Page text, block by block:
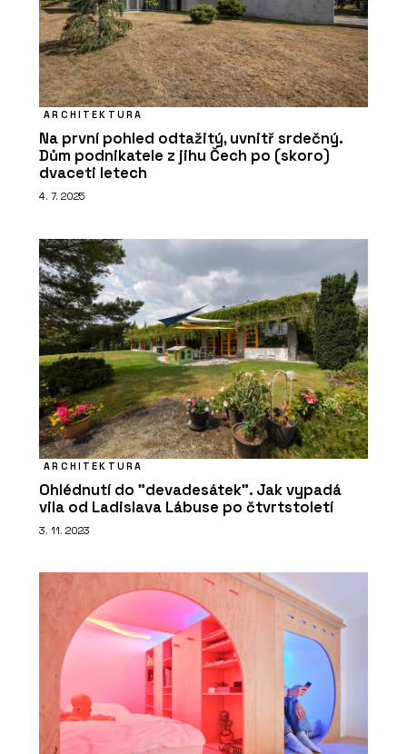
ARCHITEKTURA
Na první pohled odtažitý, uvnitř srdečný.
Dům podnikatele z jihu Čech po (skoro)
dvaceti letech
4. 7. 2025
ARCHITEKTURA
Ohlédnutí do "devadesátek". Jak vypadá
vila od Ladislava Lábuse po čtvrtstoletí
3. 11. 2023